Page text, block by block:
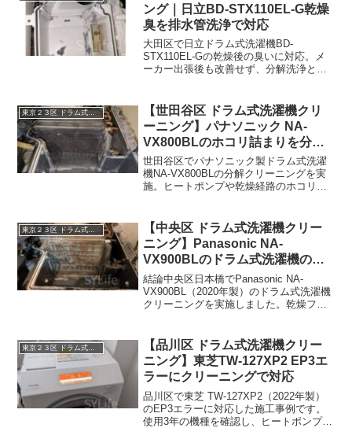
ング｜日立BD-STX110EL-G乾燥
臭を排水管洗浄で対応
大田区で日立ドラム式洗濯機BD-
STX110EL-Gの乾燥後の臭いに対応。メ
ーカー出張後も改善せず、分解洗浄と排
東京２３区 ドラム式洗濯機クリーニング
【世田谷区 ドラム式洗濯機クリ
ーニング】パナソニック NA-
VX800BLのホコリ詰まりを分解
クリーニング
世田谷区でパナソニック製ドラム式洗濯
機NA-VX800BLの分解クリーニングを実
施。ヒートポンプや乾燥経路のホコリ詰
東京２３区 ドラム式洗濯機クリーニング
【中央区 ドラム式洗濯機クリー
ニング】Panasonic NA-
VX900BLのドラム式洗濯機の乾
燥不良・生乾きを改善事例
結論中央区日本橋でPanasonic NA-
VX900BL（2020年製）のドラム式洗濯機
クリーニングを実施しました。乾燥フィ
ートポンプ洗浄を含む分解クリーニング
で内部...
【品川区 ドラム式洗濯機クリー
ニング】東芝TW-127XP2 EP3エ
ラーにクリーニングで対応
品川区で東芝 TW-127XP2（2022年製）
のEP3エラーに対応した施工事例です。
使用3年の機種を確認し、ヒートポンプ洗